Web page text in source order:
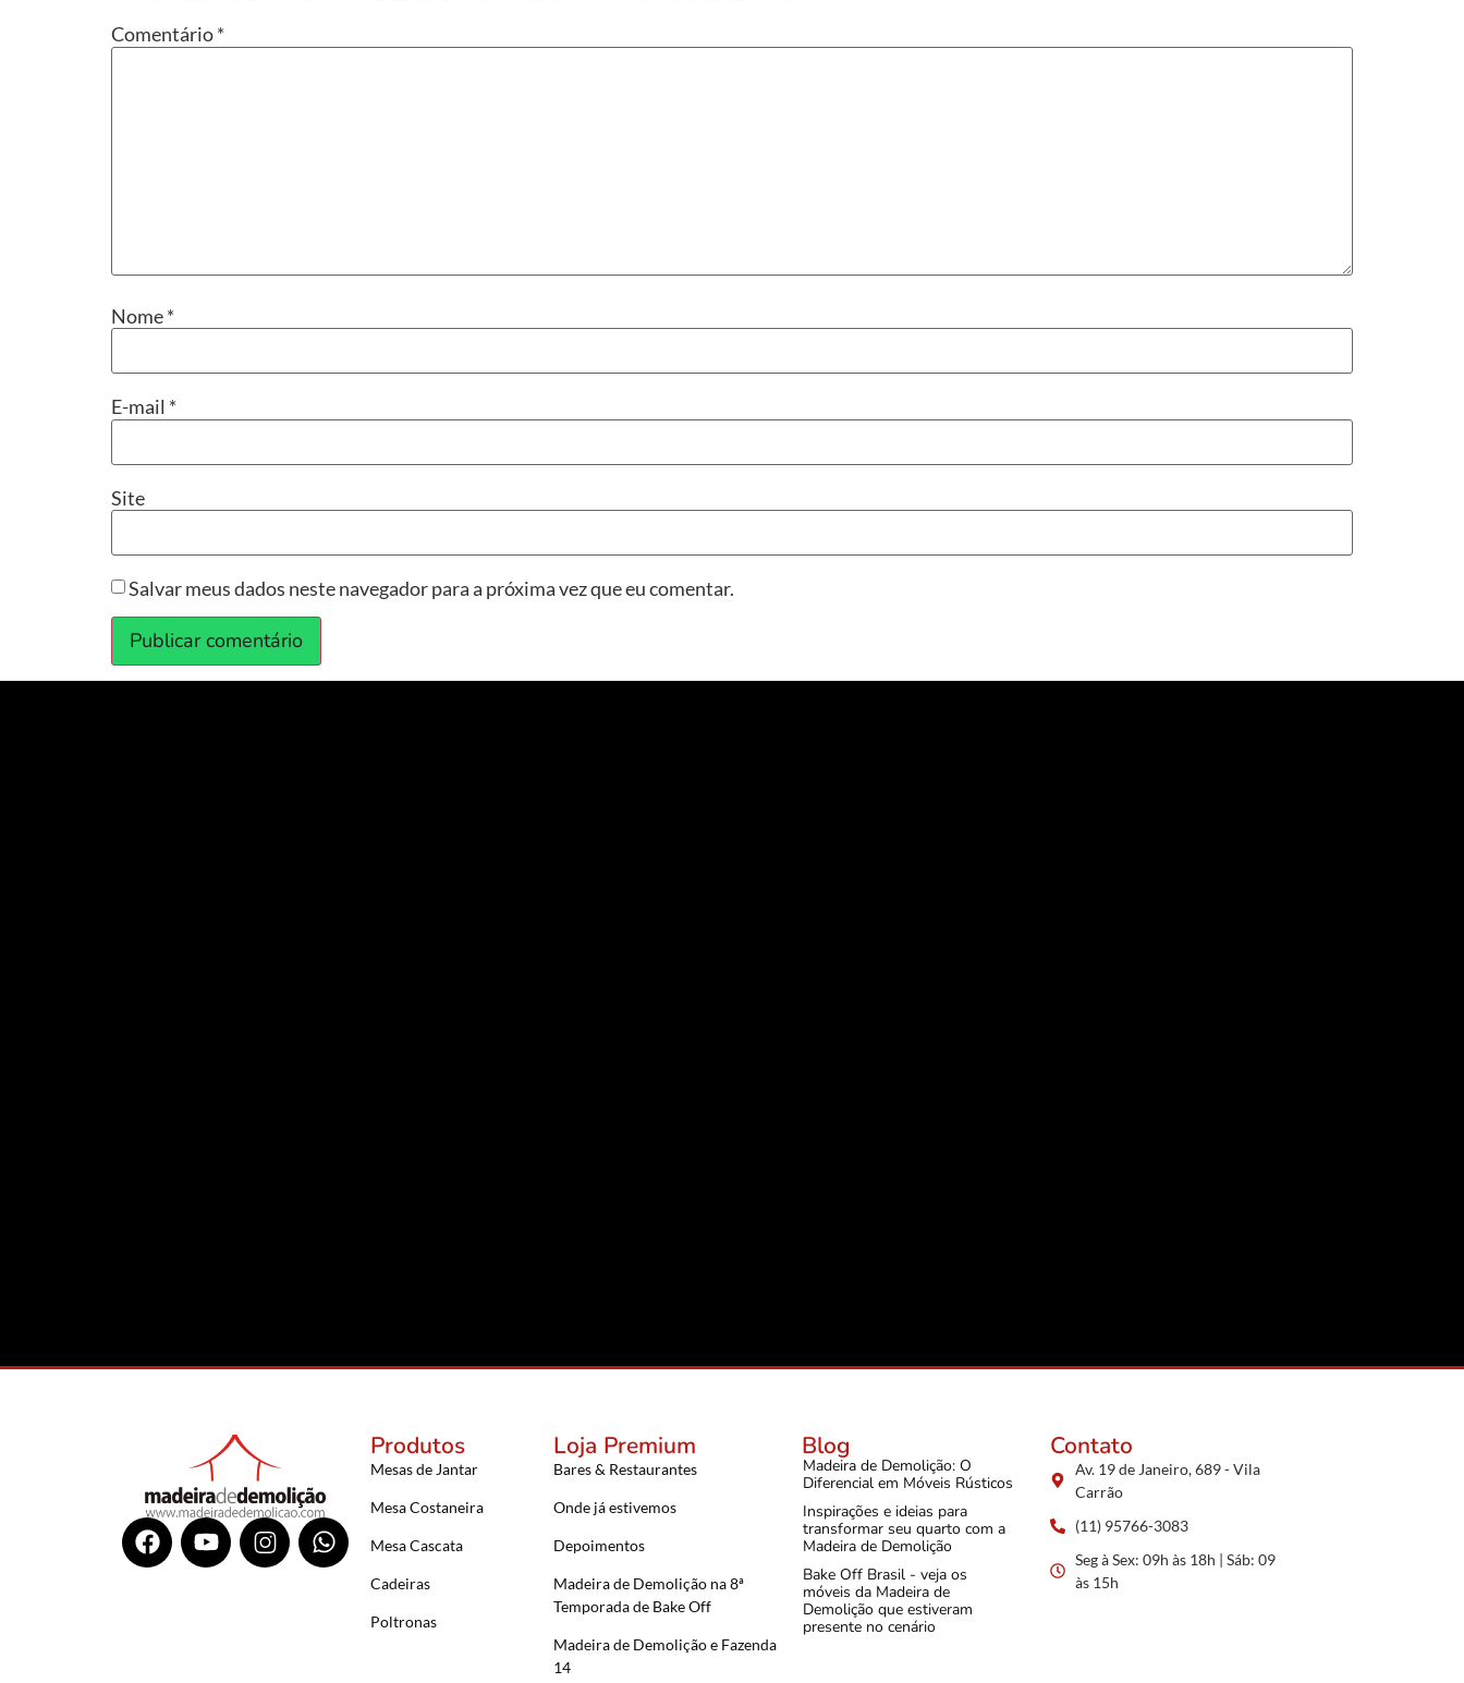
Comentário*
Nome*
E-mail *
Site
Salvar meus dados neste navegador para a próxima vez que eu comentar.
Produtos
Mesas de Jantar
Mesa Costaneira
Mesa Cascata
Cadeiras
Poltronas
Loja Premium
Bares & Restaurantes
Onde já estivemos
Depoimentos
Madeira de Demolição na 8ª
Temporada de Bake Off
Madeira de Demolição e Fazenda
14
Blog
Madeira de Demolição: O
Diferencial em Móveis Rústicos
Inspirações e ideias para
transformar seu quarto com a
Madeira de Demolição
Bake Off Brasil - veja os
móveis da Madeira de
Demolição que estiveram
presente no cenário
Contato
Av. 19 de Janeiro, 689 - Vila
Carrão
(11) 95766-3083
Seg à Sex: 09h às 18h | Sáb: 09
às 15h